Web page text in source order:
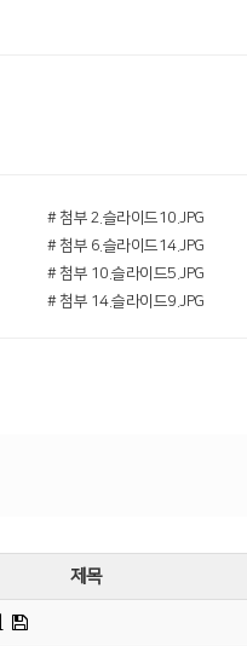
# 첨부 2.슬라이드10.JPG
# 첨부 6.슬라이드14.JPG
# 첨부 10.슬라이드5.JPG
# 첨부 14.슬라이드9.JPG
제목